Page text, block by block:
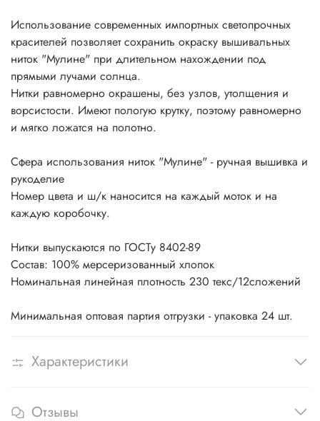
Использование современных импортных светопрочных
красителей позволяет сохранить окраску вышивальных
ниток "Мулине" при длительном нахождении под
прямыми лучами солнца.
Нитки равномерно окрашены, без узлов, утолщения и
ворсистости. Имеют пологую крутку, поэтому равномерно
и мягко ложатся на полотно.
Сфера использования ниток "Мулине" - ручная вышивка и
рукоделие
Номер цвета и ш/к наносится на каждый моток и на
каждую коробочку.
Нитки выпускаются по ГОСТу 8402-89
Состав: 100% мерсеризованный хлопок
Номинальная линейная плотность 230 текс/12сложений
Минимальная оптовая партия отгрузки - упаковка 24 шт.
Характеристики
Отзывы